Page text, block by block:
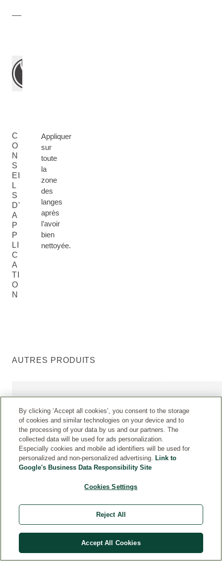
C
O
N
S
EI
L
S
D'
A
P
P
LI
C
A
TI
O
N
Appliquer
sur
toute
la
zone
des
langes
après
l’avoir
bien
nettoyée.
AUTRES PRODUITS
Baume intense universel au Calendula
Note actuelle : 5 sur 5 étoiles Noté par 20 clients
10.10 CHF
Note actuelle : 4.9
4.9
By clicking ‘Accept all cookies’, you consent to the storage
of cookies and similar technologies on your device and to
the processing of your data by us and our partners. The
collected data will be used for ads personalization.
Especially cookies and mobile ad identifiers will be used for
personalized and non-personalized advertising. Link to
Google's Business Data Responsibility Site
Cookies Settings
Reject All
Accept All Cookies